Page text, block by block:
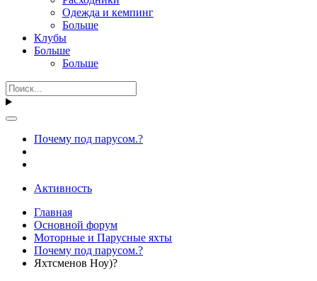
Одежда и кемпинг
Больше
Клубы
Больше
Больше
Почему под парусом.?
Активность
Главная
Основной форум
Моторные и Парусные яхты
Почему под парусом.?
Яхтсменов Ноу)?